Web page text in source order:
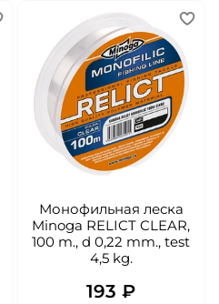
Монофильная леска
Minoga RELICT CLEAR,
100 m., d 0,22 mm., test
4,5 kg.
193 ₽